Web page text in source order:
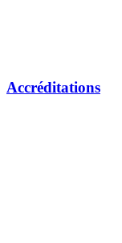
Accréditations